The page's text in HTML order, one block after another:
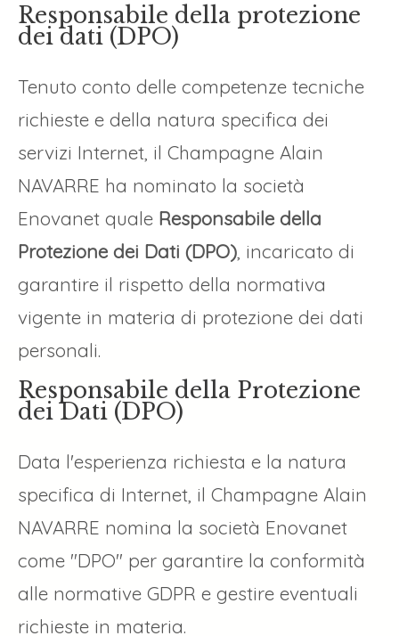
Responsabile della protezione
dei dati (DPO)
Tenuto conto delle competenze tecniche
richieste e della natura specifica dei
servizi Internet, il Champagne Alain
NAVARRE ha nominato la società
Enovanet quale Responsabile della
Protezione dei Dati (DPO) , incaricato di
garantire il rispetto della normativa
vigente in materia di protezione dei dati
personali.
Responsabile della Protezione
dei Dati (DPO)
Data l'esperienza richiesta e la natura
specifica di Internet, il Champagne Alain
NAVARRE nomina la società Enovanet
come "DPO" per garantire la conformità
alle normative GDPR e gestire eventuali
richieste in materia.